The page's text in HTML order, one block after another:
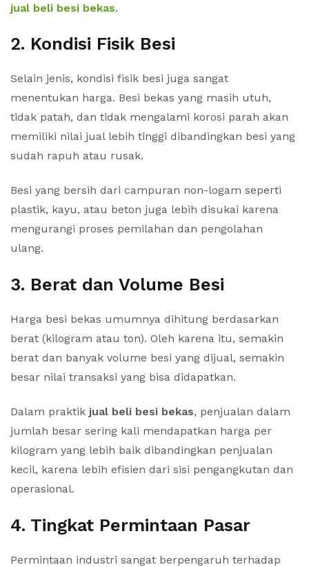
jual beli besi bekas.
2. Kondisi Fisik Besi
Selain jenis, kondisi fisik besi juga sangat
menentukan harga. Besi bekas yang masih utuh,
tidak patah, dan tidak mengalami korosi parah akan
memiliki nilai jual lebih tinggi dibandingkan besi yang
sudah rapuh atau rusak.
Besi yang bersih dari campuran non-logam seperti
plastik, kayu, atau beton juga lebih disukai karena
mengurangi proses pemilahan dan pengolahan
ulang.
3. Berat dan Volume Besi
Harga besi bekas umumnya dihitung berdasarkan
berat (kilogram atau ton). Oleh karena itu, semakin
berat dan banyak volume besi yang dijual, semakin
besar nilai transaksi yang bisa didapatkan.
Dalam praktik jual beli besi bekas, penjualan dalam
jumlah besar sering kali mendapatkan harga per
kilogram yang lebih baik dibandingkan penjualan
kecil, karena lebih efisien dari sisi pengangkutan dan
operasional.
4. Tingkat Permintaan Pasar
Permintaan industri sangat berpengaruh terhadap